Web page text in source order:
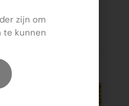
zijn om
te kunnen